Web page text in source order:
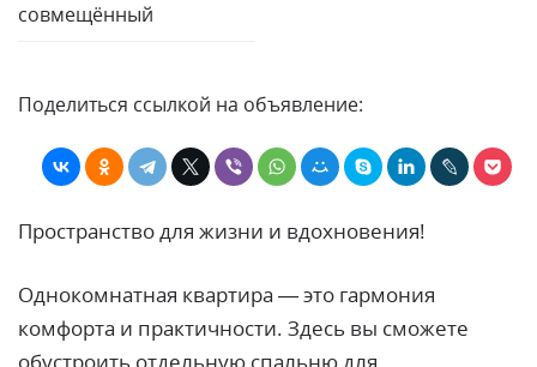
совмещённый
Поделиться ссылкой на объявление:
Пространство для жизни и вдохновения!
Однокомнатная квартира — это гармония
комфорта и практичности. Здесь вы сможете